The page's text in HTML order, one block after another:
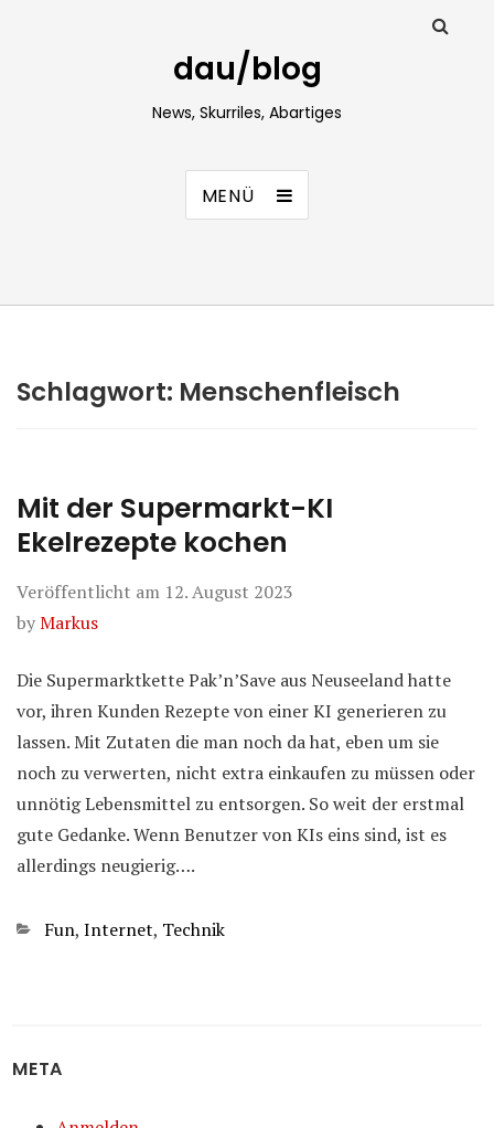
dau/blog
News, Skurriles, Abartiges
MENÜ
Schlagwort: Menschenfleisch
Mit der Supermarkt-KI
Ekelrezepte kochen
Veröffentlicht am 12. August 2023
byMarkus
Die Supermarktkette Pak’n’Save aus Neuseeland hatte
vor, ihren Kunden Rezepte von einer KI generieren zu
lassen. Mit Zutaten die man noch da hat, eben um sie
noch zu verwerten, nicht extra einkaufen zu müssen oder
unnötig Lebensmittel zu entsorgen. So weit der erstmal
gute Gedanke. Wenn Benutzer von KIs eins sind, ist es
allerdings neugierig….
Kategorien
Fun, Internet, Technik
META